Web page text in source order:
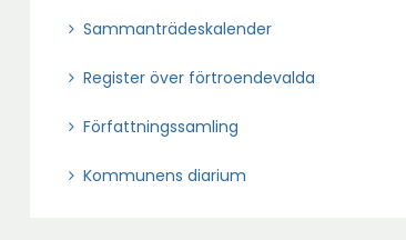
SammanträdeskalenderÖ
p
Register över förtroendevalda
Författningssamling
p
Kommunens diarium